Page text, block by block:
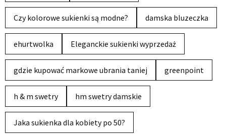
Czy kolorowe sukienki są modne? damska bluzeczka
ehurtwolka Eleganckie sukienki wyprzedaż
gdzie kupować markowe ubrania taniej greenpoint
h & m swetry hm swetry damskie
Jaka sukienka dla kobiety po 50?